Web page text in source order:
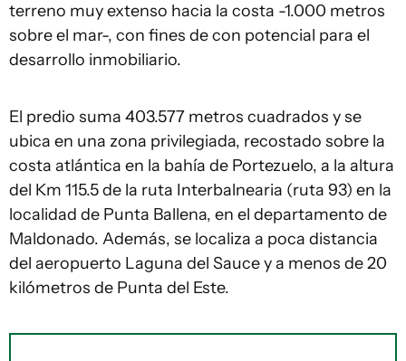
terreno muy extenso hacia la costa -1.000 metros
sobre el mar-, con fines de con potencial para el
desarrollo inmobiliario.
El predio suma 403.577 metros cuadrados y se
ubica en una zona privilegiada, recostado sobre la
costa atlántica en la bahía de Portezuelo, a la altura
del Km 115.5 de la ruta Interbalnearia (ruta 93) en la
localidad de Punta Ballena, en el departamento de
Maldonado. Además, se localiza a poca distancia
del aeropuerto Laguna del Sauce y a menos de 20
kilómetros de Punta del Este.